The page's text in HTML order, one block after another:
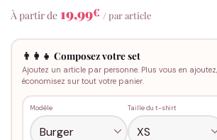
À partir de 19,99€ / par article
👨‍👩‍👧 Composez votre set
Ajoutez un article par personne. Plus vous en
économisez sur tout votre panier.
Modèle Taille du t-shirt